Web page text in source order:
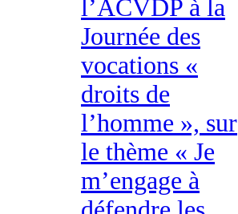
l’ACVDP à la
Journée des
vocations «
droits de
l’homme », sur
le thème « Je
m’engage à